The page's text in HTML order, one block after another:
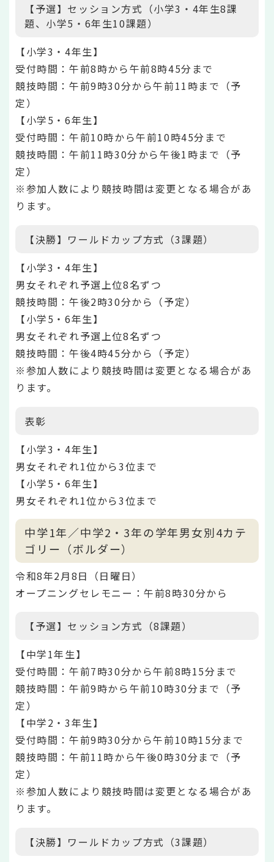
【予選】セッション方式（小学3・4年生8課
題、小学5・6年生10課題）
【小学3・4年生】
受付時間：午前8時から午前8時45分まで
競技時間：午前9時30分から午前11時まで（予
定）
【小学5・6年生】
受付時間：午前10時から午前10時45分まで
競技時間：午前11時30分から午後1時まで（予
定）
※参加人数により競技時間は変更となる場合があ
ります。
【決勝】ワールドカップ方式（3課題）
【小学3・4年生】
男女それぞれ予選上位8名ずつ
競技時間：午後2時30分から（予定）
【小学5・6年生】
男女それぞれ予選上位8名ずつ
競技時間：午後4時45分から（予定）
※参加人数により競技時間は変更となる場合があ
ります。
表彰
【小学3・4年生】
男女それぞれ1位から3位まで
【小学5・6年生】
男女それぞれ1位から3位まで
中学1年／中学2・3年の学年男女別4カテ
ゴリー（ボルダー）
令和8年2月8日（日曜日）
オープニングセレモニー：午前8時30分から
【予選】セッション方式（8課題）
【中学1年生】
受付時間：午前7時30分から午前8時15分まで
競技時間：午前9時から午前10時30分まで（予
定）
【中学2・3年生】
受付時間：午前9時30分から午前10時15分まで
競技時間：午前11時から午後0時30分まで（予
定）
※参加人数により競技時間は変更となる場合があ
ります。
【決勝】ワールドカップ方式（3課題）